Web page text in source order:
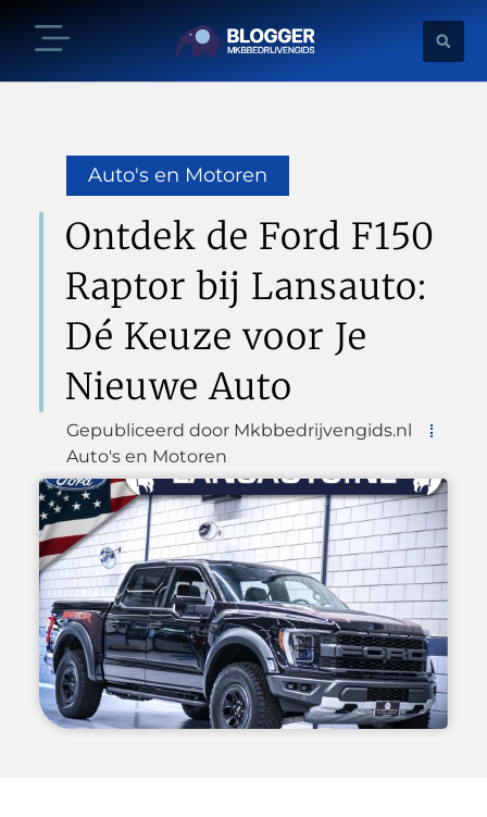
Auto's en Motoren
Ontdek de Ford F150
Raptor bij Lansauto:
Dé Keuze voor Je
Nieuwe Auto
Gepubliceerd door Mkbbedrijvengids.nl
Auto's en Motoren